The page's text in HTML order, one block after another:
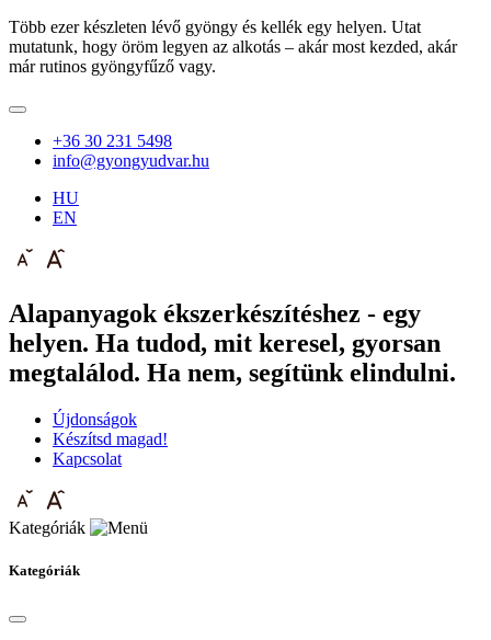
Több ezer készleten lévő gyöngy és kellék egy helyen. Utat
mutatunk, hogy öröm legyen az alkotás – akár most kezded, akár
már rutinos gyöngyfűző vagy.
+36 30 231 5498
info@gyongyudvar.hu
HU
EN
Alapanyagok ékszerkészítéshez - egy
helyen. Ha tudod, mit keresel, gyorsan
megtalálod. Ha nem, segítünk elindulni.
Újdonságok
Készítsd magad!
Kapcsolat
Kategóriák
Kategóriák